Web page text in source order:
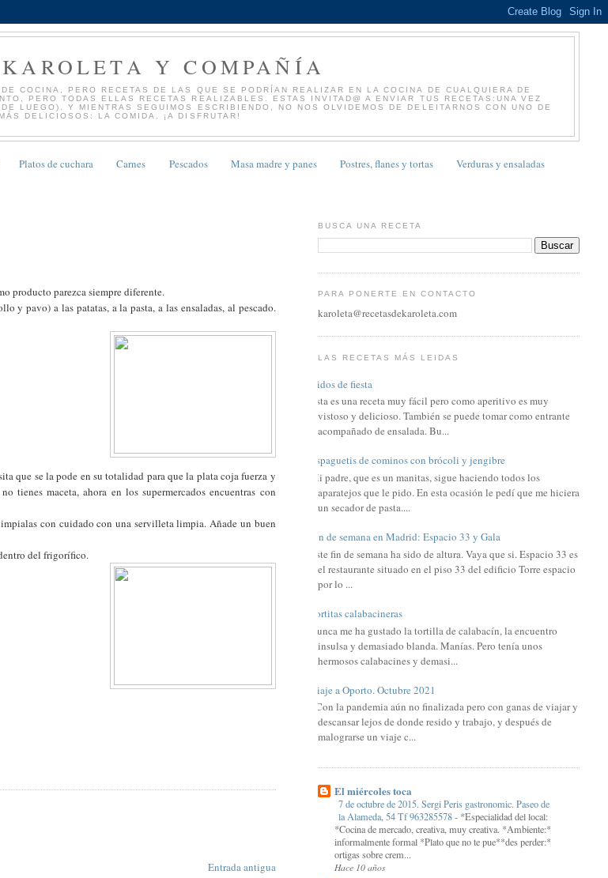
Y COMPAÑÍA
COCINA, PERO RECETAS DE LAS QUE SE PODRÍAN REALIZAR EN LA COCINA DE CUALQUIERA DE
PERO TODAS ELLAS RECETAS REALIZABLES. ESTAS INVITAD@ A ENVIAR TUS RECETAS:UNA VEZ
LUEGO). Y MIENTRAS SEGUIMOS ESCRIBIENDO, NO NOS OLVIDEMOS DE DELEITARNOS CON UNO DE
DELICIOSOS: LA COMIDA. ¡A DISFRUTAR!
Platos de cuchara Carnes Pescados Masa madre y panes Postres, flanes y tortas Verduras y ensaladas
producto parezca siempre diferente.
y pavo) a las patatas, a la pasta, a las ensaladas, al pescado.
que se la pode en su totalidad para que la plata coja fuerza y
tienes maceta, ahora en los supermercados encuentras con
con cuidado con una servilleta limpia. Añade un buen
del frigorífico.
Entrada antigua
BUSCA UNA RECETA
PARA PONERTE EN CONTACTO
karoleta@recetasdekaroleta.com
LAS RECETAS MÁS LEIDAS
Nidos de fiesta
Esta es una receta muy fácil pero como aperitivo es muy
vistoso y delicioso. También se puede tomar como entrante
acompañado de ensalada. Bu...
Espaguetis de cominos con brócoli y jengibre
Mi padre, que es un manitas, sigue haciendo todos los
aparatejos que le pido. En esta ocasión le pedí que me hiciera
un secador de pasta....
Fin de semana en Madrid: Espacio 33 y Gala
Este fin de semana ha sido de altura. Vaya que si. Espacio 33 es
el restaurante situado en el piso 33 del edificio Torre espacio
por lo ...
Tortitas calabacineras
Nunca me ha gustado la tortilla de calabacín, la encuentro
insulsa y demasiado blanda. Manías. Pero tenía unos
hermosos calabacines y demasi...
Viaje a Oporto. Octubre 2021
Con la pandemia aún no finalizada pero con ganas de viajar y
descansar lejos de donde resido y trabajo, y después de
malograrse un viaje c...
El miércoles toca
7 de octubre de 2015. Sergi Peris gastronomic. Paseo de
la Alameda, 54 Tf 963285578- *Especialidad del local:
*Cocina de mercado, creativa, muy creativa. *Ambiente:*
informalmente formal *Plato que no te pue**des perder:*
ortigas sobre crem...
Hace 10 años